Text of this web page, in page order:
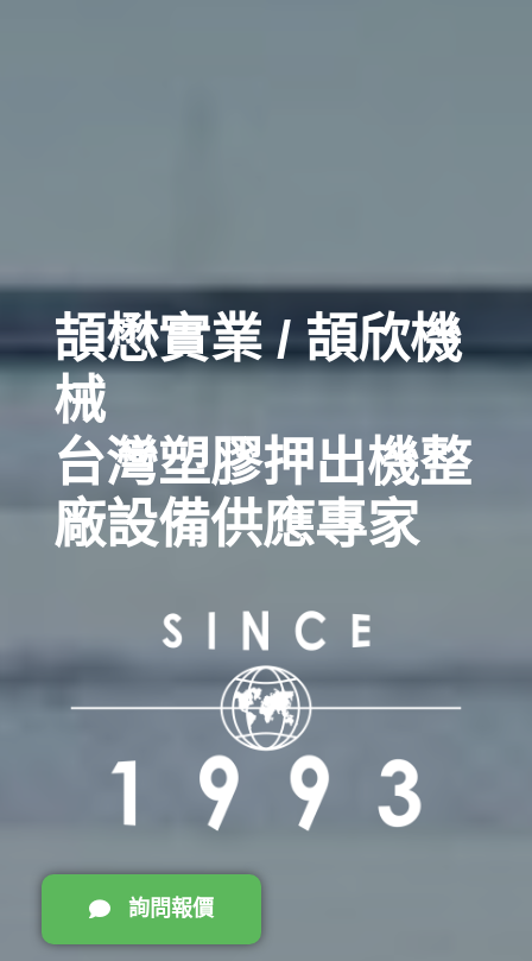
頡懋實業 / 頡欣機
械
台灣塑膠押出機整
廠設備供應專家
詢問報價